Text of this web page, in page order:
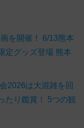
を開催！ 6/13熊本
定グッズ登場 熊本
2026は大混雑を回
たり鑑賞！ 5つの観